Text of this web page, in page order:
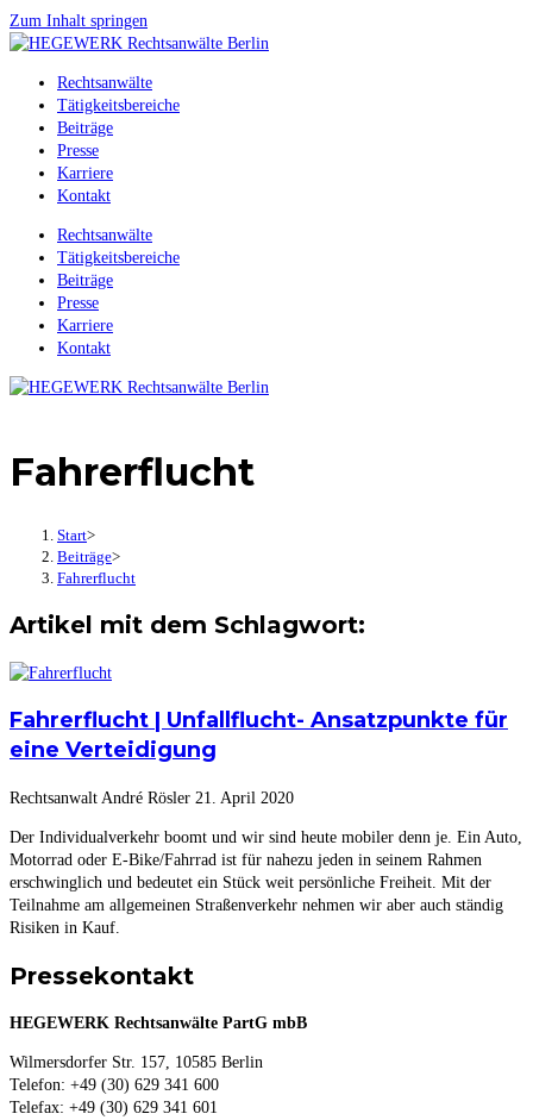
Zum Inhalt springen
Rechtsanwälte
Tätigkeitsbereiche
Beiträge
Presse
Karriere
Kontakt
Rechtsanwälte
Tätigkeitsbereiche
Beiträge
Presse
Karriere
Kontakt
Fahrerflucht
Start>
Beiträge>
Fahrerflucht
Artikel mit dem Schlagwort:
Fahrerflucht | Unfallflucht- Ansatzpunkte für
eine Verteidigung
Rechtsanwalt André Rösler 21. April 2020
Der Individualverkehr boomt und wir sind heute mobiler denn je. Ein Auto,
Motorrad oder E-Bike/Fahrrad ist für nahezu jeden in seinem Rahmen
erschwinglich und bedeutet ein Stück weit persönliche Freiheit. Mit der
Teilnahme am allgemeinen Straßenverkehr nehmen wir aber auch ständig
Risiken in Kauf.
Pressekontakt
HEGEWERK Rechtsanwälte PartG mbB
Wilmersdorfer Str. 157, 10585 Berlin
Telefon: +49 (30) 629 341 600
Telefax: +49 (30) 629 341 601